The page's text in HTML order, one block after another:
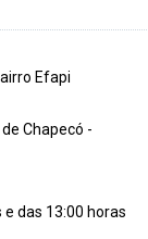
Efapi
Chapecó -
das 13:00 horas